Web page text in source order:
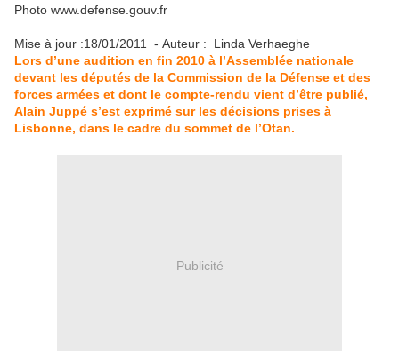
Photo www.defense.gouv.fr
Mise à jour :18/01/2011 - Auteur : Linda Verhaeghe
Lors d’une audition en fin 2010 à l’Assemblée nationale
devant les députés de la Commission de la Défense et des
forces armées et dont le compte-rendu vient d’être publié,
Alain Juppé s’est exprimé sur les décisions prises à
Lisbonne, dans le cadre du sommet de l’Otan.
Publicité